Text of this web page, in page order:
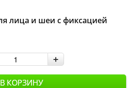
лица и шеи с фиксацией
В КОРЗИНУ